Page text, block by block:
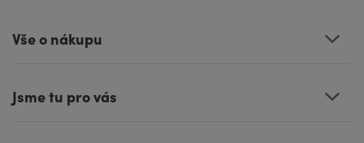
Vše o nákupu
Jsme tu pro vás